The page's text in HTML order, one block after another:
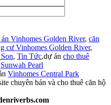
Vinhomes Golden River, căn
cư Vinhomes Golden River,
, Tin Tức,dự án cho thuê
Sunwah Pearl
Vinhomes Central Park
chuyên bán và cho thuê căn hộ